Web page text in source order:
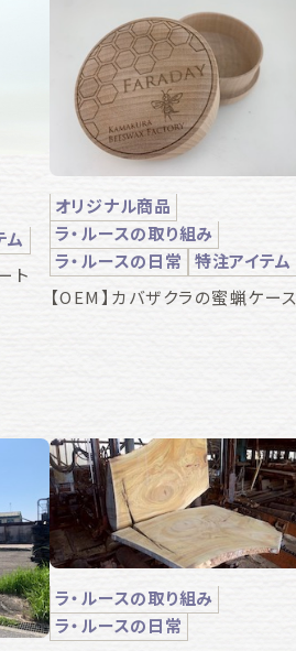
ム
ト
オリジナル商品
ラ・ルースの取り組み
ラ・ルースの日常
特注アイテム
【OEM】カバザクラの蜜蝋ケース
ラ・ルースの取り組み
ラ・ルースの日常